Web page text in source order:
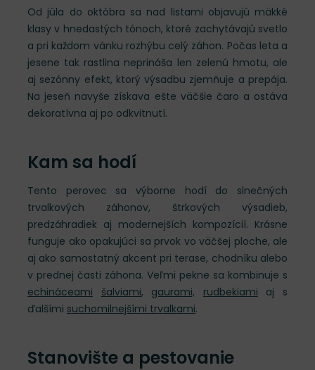
Od júla do októbra sa nad listami objavujú mäkké
klasy v hnedastých tónoch, ktoré zachytávajú svetlo
a pri každom vánku rozhýbu celý záhon. Počas leta a
jesene tak rastlina neprináša len zelenú hmotu, ale
aj sezónny efekt, ktorý výsadbu zjemňuje a prepája.
Na jeseň navyše získava ešte väčšie čaro a ostáva
dekoratívna aj po odkvitnutí.
Kam sa hodí
Tento perovec sa výborne hodí do slnečných
trvalkových záhonov, štrkových výsadieb,
predzáhradiek aj modernejších kompozícií. Krásne
funguje ako opakujúci sa prvok vo väčšej ploche, ale
aj ako samostatný akcent pri terase, chodníku alebo
v prednej časti záhona. Veľmi pekne sa kombinuje s
echináceami
šalviami, gaurami, rudbekiami aj s
ďalšími suchomilnejšími trvalkami.
Stanovište a pestovanie